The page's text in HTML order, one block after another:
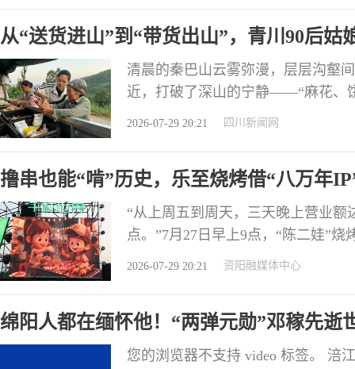
从“送货进山”到“带货出山”，青川90后姑
清晨的秦巴山云雾弥漫，层层沟壑
近，打破了深山的宁静——“麻花、
2025年，她放弃外地稳定务工收入
2026-07-29 20:21 四川新闻网
撸串也能“啃”历史，乐至烧烤借“八万年
“从上周五到周天，三天晚上营业
点。”7月27日早上9点，“陈二娃”
24日晚，乐至县第十四届“群英荟”
2026-07-29 20:21 资阳融媒体中心
绵阳人都在缅怀他！“两弹元勋”邓稼先逝
您的浏览器不支持 video 标签。 涪